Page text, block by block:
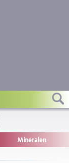
Mineralen